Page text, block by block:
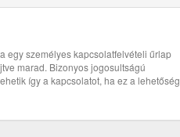
egy személyes kapcsolatfelvételi űrlap
marad. Bizonyos jogosultságú
így a kapcsolatot, ha ez a lehetőség